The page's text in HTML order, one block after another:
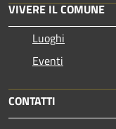
VIVERE IL COMUNE
Luoghi
Eventi
CONTATTI